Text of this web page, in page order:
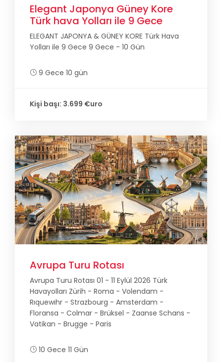
Elegant Japonya Güney Kore
Türk hava Yolları ile 9 Gece
ELEGANT JAPONYA & GÜNEY KORE Türk Hava
Yolları ile 9 Gece 9 Gece - 10 Gün
9 Gece 10 gün
Kişi başı: 3.699 €uro
Avrupa Turu Rotası
Avrupa Turu Rotası 01 - 11 Eylül 2026 Türk
Havayolları Zürih - Roma - Volendam -
Rıquewıhr - Strazbourg - Amsterdam -
Floransa - Colmar - Brüksel - Zaanse Schans -
Vatikan - Brugge - Paris
10 Gece 11 Gün